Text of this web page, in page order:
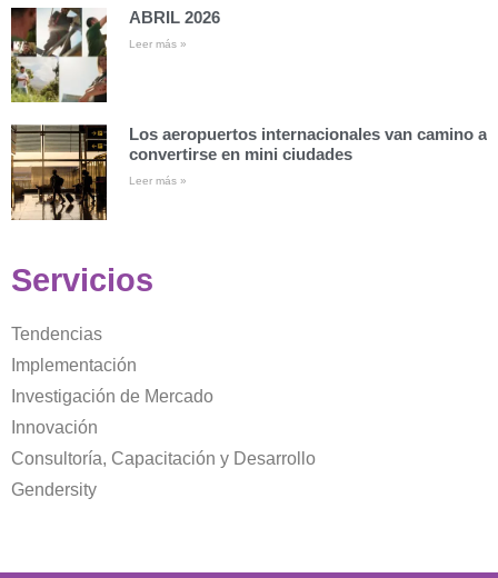
ABRIL 2026
Leer más »
Los aeropuertos internacionales van camino a
convertirse en mini ciudades
Leer más »
Servicios
Tendencias
Implementación
Investigación de Mercado
Innovación
Consultoría, Capacitación y Desarrollo
Gendersity